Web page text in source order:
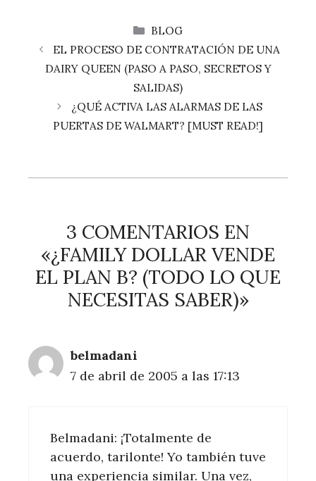
CATEGORÍAS
BLOG
EL PROCESO DE CONTRATACIÓN DE UNA
DAIRY QUEEN (PASO A PASO, SECRETOS Y
SALIDAS)
¿QUÉ ACTIVA LAS ALARMAS DE LAS
PUERTAS DE WALMART? [MUST READ!]
3 COMENTARIOS EN
«¿FAMILY DOLLAR VENDE
EL PLAN B? (TODO LO QUE
NECESITAS SABER)»
belmadani
7 de abril de 2005 a las 17:13
Belmadani: ¡Totalmente de
acuerdo, tarilonte! Yo también tuve
una experiencia similar. Una vez,